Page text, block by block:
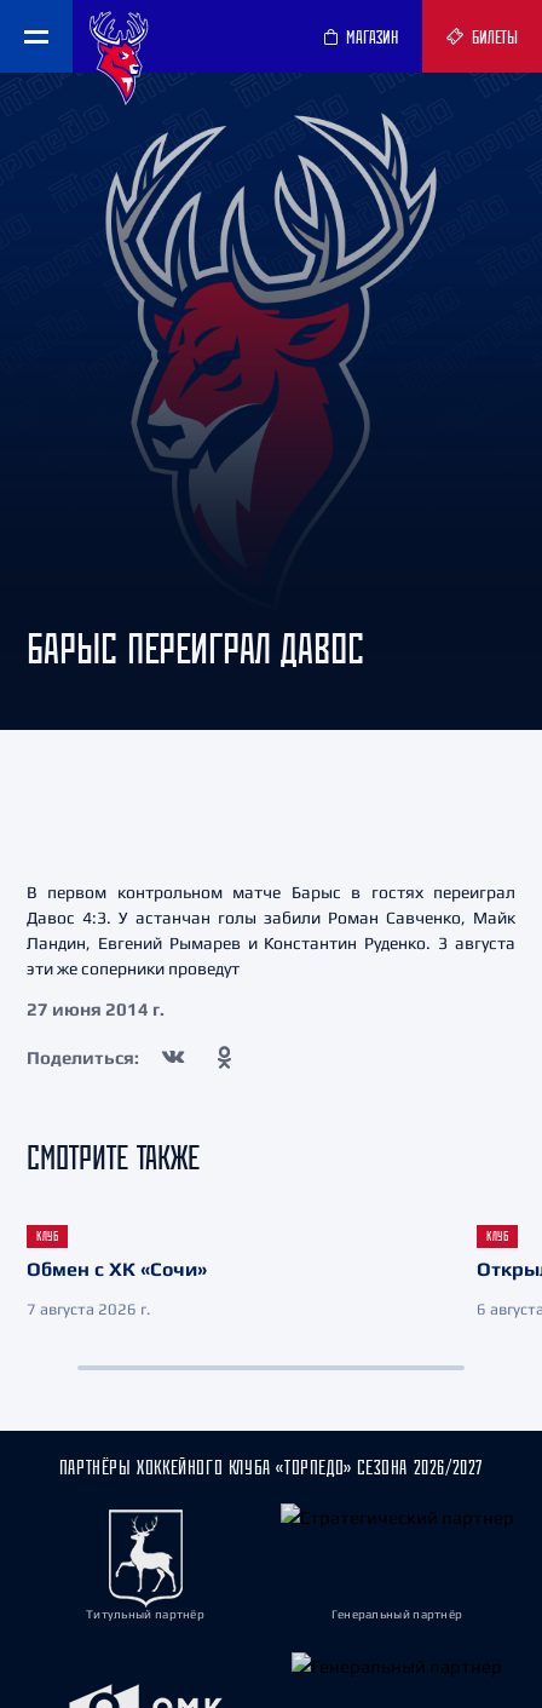
МАГАЗИН БИЛЕТЫ
БАРЫС ПЕРЕИГРАЛ ДАВОС
В первом контрольном матче Барыс в гостях переиграл
Давос 4:3. У астанчан голы забили Роман Савченко, Майк
Ландин, Евгений Рымарев и Константин Руденко. 3 августа
эти же соперники проведут
27 июня 2014 г.
Поделиться:
СМОТРИТЕ ТАКЖЕ
КЛУБ
Обмен с ХК «Сочи»
7 августа 2026 г.
КЛУБ
6
ПАРТНЁРЫ ХОККЕЙНОГО КЛУБА «ТОРПЕДО» СЕЗОНА 2026/2027
Титульный партнёр Генеральный партнёр